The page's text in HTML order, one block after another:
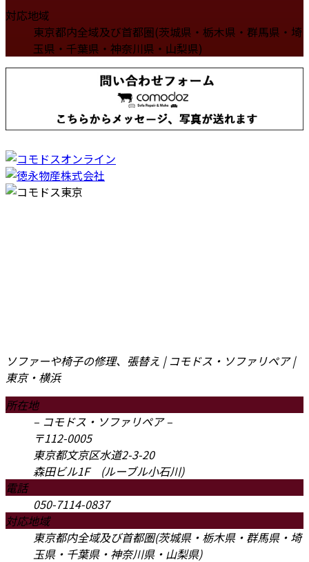
対応地域
東京都内全域及び首都圏(茨城県・栃木県・群馬県・埼
玉県・千葉県・神奈川県・山梨県)
ソファーや椅子の修理、張替え | コモドス・ソファリペア |
東京・横浜
所在地
– コモドス・ソファリペア –
〒112-0005
東京都文京区水道2-3-20
森田ビル1F (ルーブル小石川)
電話
050-7114-0837
対応地域
東京都内全域及び首都圏(茨城県・栃木県・群馬県・埼
玉県・千葉県・神奈川県・山梨県)